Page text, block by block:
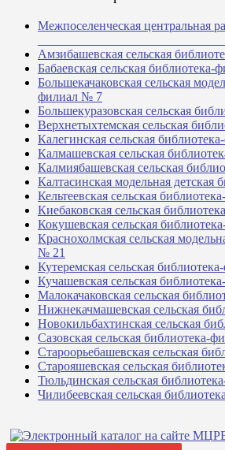
Межпоселенческая центральная
Амзибашевская сельская
Бабаевская сельская
Большекачаковская сельская
филиал № 7
Большекуразовская сельская
Верхнетыхтемская сельская
Калегинская сельская
Калмашевская сельская
Калмиябашевская сельская
Калтасинская модельная детская
Кельтеевская сельская
Киебаковская сельская
Кокушевская сельская
Краснохолмская сельская
№ 21
Кутеремская сельская
Кучашевская сельская
Малокачаковская сельская
Нижнекачмашевская сельская
Новокильбахтинская сельская
Сазовская сельская библиотека-
Староорьебашевская сельская
Старояшевская сельская
Тюльдинская сельская
Чилибеевская сельская